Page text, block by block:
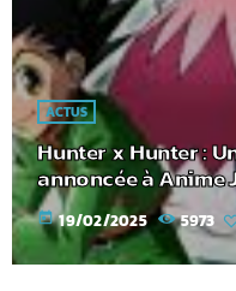
ACTUS
Hunter x Hunter :
annoncée à Anime
today 19/02/2025 5973